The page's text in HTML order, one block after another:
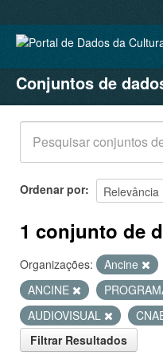
CONJUNTOS DE DADOS
ORGANIZAÇÕES
GRUPOS
SOBRE
Conjuntos de
Ordenar por
1 conjunto de
Organizações: Ancine
ANCINE
AUDIOVISUAL
Filtrar Resultados